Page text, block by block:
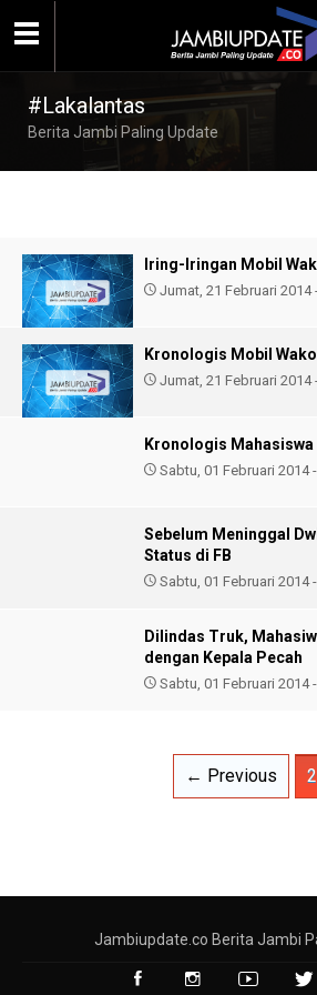
#Lakalantas
Berita Jambi Paling Update
Iring-Iringan Mobil
Jumat, 21 Februari 2014
Kronologis Mobil
Jumat, 21 Februari 2014
Kronologis Mahasiswa
Sabtu, 01 Februari 2014
Sebelum Meninggal
Status di FB
Sabtu, 01 Februari 2014
Dilindas Truk,
dengan Kepala Pecah
Sabtu, 01 Februari 2014
← Previous 2
Jambiupdate.co Berita Jambi